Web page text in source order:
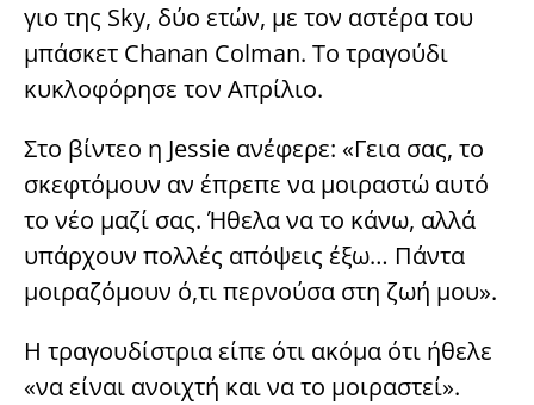
γιο της Sky, δύο ετών, με τον αστέρα του
μπάσκετ Chanan Colman. Το τραγούδι
κυκλοφόρησε τον Απρίλιο.
Στο βίντεο η Jessie ανέφερε: «Γεια σας, το
σκεφτόμουν αν έπρεπε να μοιραστώ αυτό
το νέο μαζί σας. Ήθελα να το κάνω, αλλά
υπάρχουν πολλές απόψεις έξω… Πάντα
μοιραζόμουν ό,τι περνούσα στη ζωή μου».
Η τραγουδίστρια είπε ότι ακόμα ότι ήθελε
«να είναι ανοιχτή και να το μοιραστεί».